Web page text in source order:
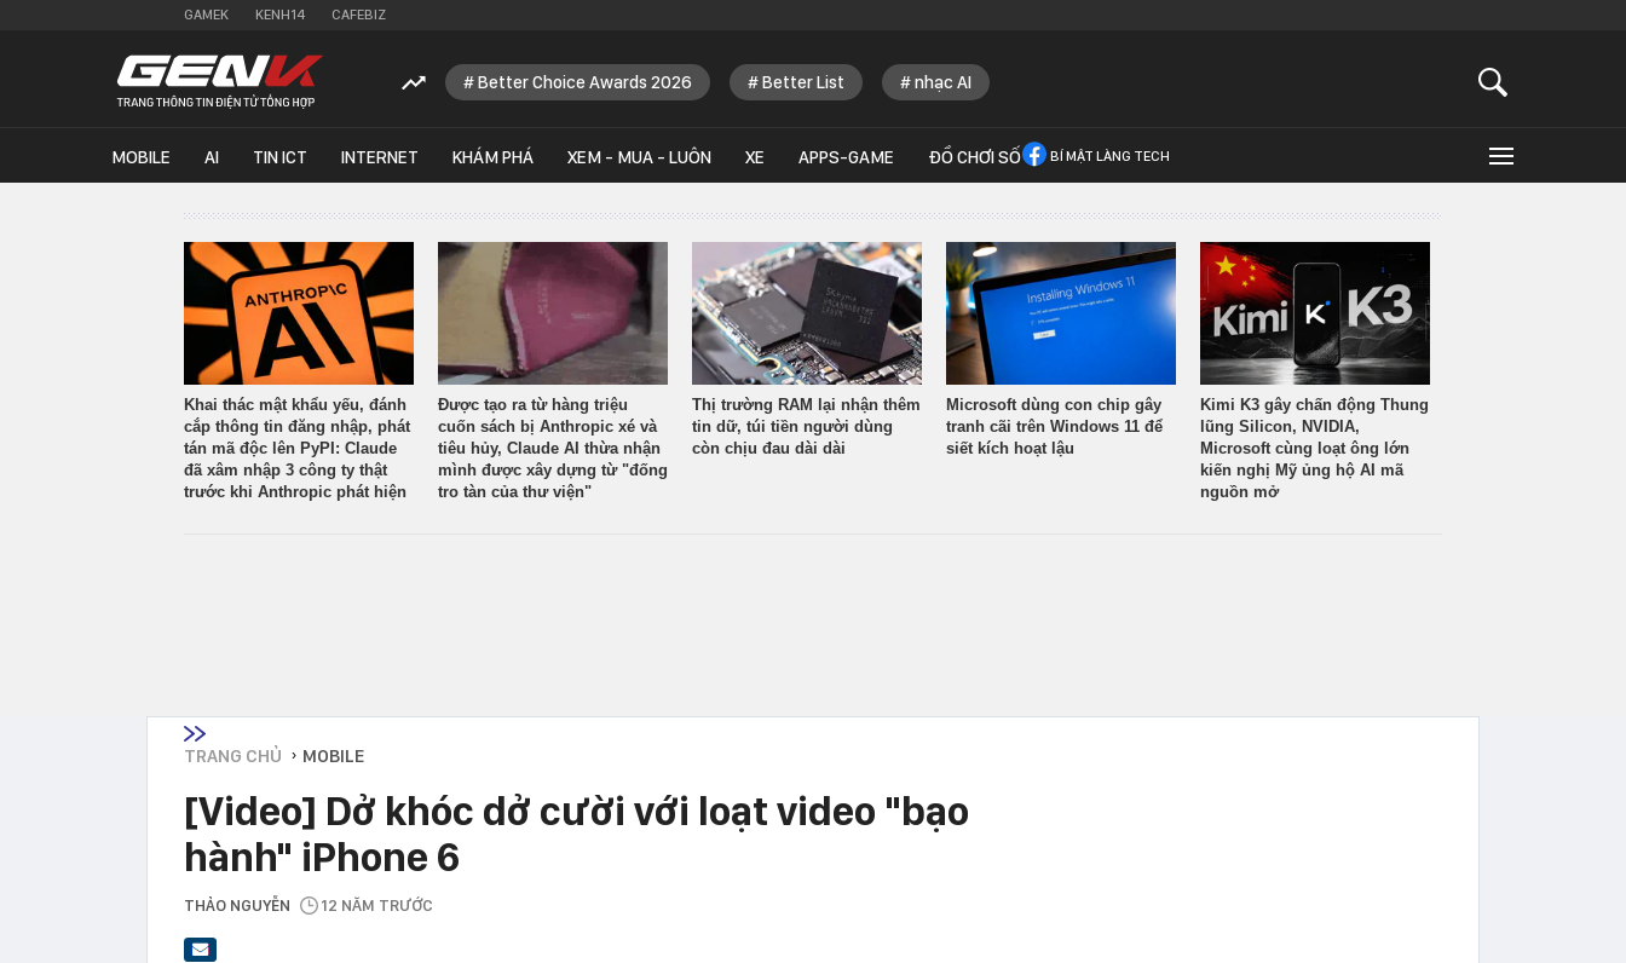
GAMEK KENH14 CAFEBIZ
Better Choice Awards 2026 Better List nhạc AI
MOBILE AI TIN ICT INTERNET KHÁM PHÁ XEM - MUA - LUÔN XE APPS-GAME ĐỒ CHƠI SỐ BÍ MẬT LÀNG TECH
Khai thác mật khẩu yếu, đánh
cắp thông tin đăng nhập, phát
tán mã độc lên PyPI: Claude
đã xâm nhập 3 công ty thật
trước khi Anthropic phát hiện
Được tạo ra từ hàng triệu
cuốn sách bị Anthropic xé và
tiêu hủy, Claude AI thừa nhận
mình được xây dựng từ "đống
tro tàn của thư viện"
Thị trường RAM lại nhận thêm
tin dữ, túi tiền người dùng
còn chịu đau dài dài
Microsoft dùng con chip gây
tranh cãi trên Windows 11 để
siết kích hoạt lậu
Kimi K3 gây chấn động Thung
lũng Silicon, NVIDIA,
Microsoft cùng loạt ông lớn
kiến nghị Mỹ ủng hộ AI mã
nguồn mở
TRANG CHỦ › MOBILE
[Video] Dở khóc dở cười với loạt video "bạo
hành" iPhone 6
THẢO NGUYỄN 12 NĂM TRƯỚC